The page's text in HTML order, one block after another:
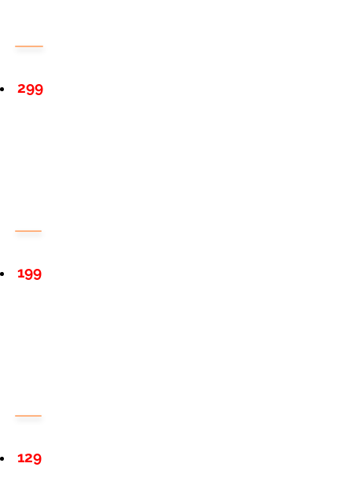
299
199
129